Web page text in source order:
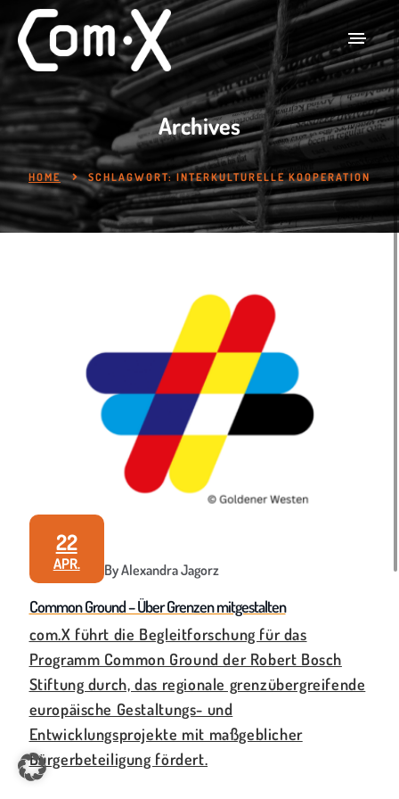
Archives
HOME SCHLAGWORT:INTERKULTURELLE KOOPERATION
22
APR. By Alexandra Jagorz
Common Ground – Über Grenzen mitgestalten
com.X führt die Begleitforschung für das
Programm Common Ground der Robert Bosch
Stiftung durch, das regionale grenzübergreifende
europäische Gestaltungs- und
Entwicklungsprojekte mit maßgeblicher
Bürgerbeteiligung fördert.